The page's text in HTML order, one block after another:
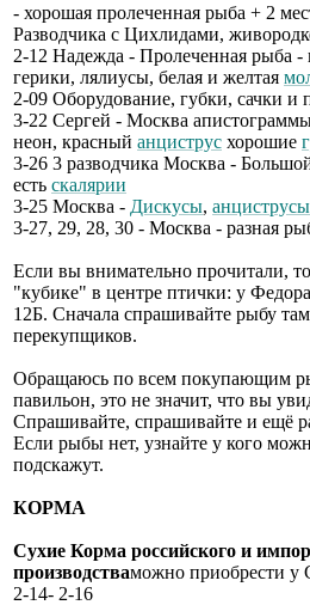
- хорошая пролеченная рыба + 2
Разводчика с Цихлидами,
2-12 Надежда - Пролеченная рыба -
герики, лялиусы, белая и желтая
2-09 Оборудование, губки, сачки
3-22 Сергей - Москва
неон, красный анциструс хорошие
3-26 3 разводчика Москва -
есть скалярии
3-25 Москва - Дискусы, анциструсы
3-27, 29, 28, 30 - Москва - разная
Если вы внимательно прочитали,
"кубике" в центре птички: у
12Б. Сначала спрашивайте рыбу
перекупщиков.
Обращаюсь по всем покупающим
павильон, это не значит, что вы
Спрашивайте, спрашивайте и ещё
Если рыбы нет, узнайте у кого
подскажут.
КОРМА
Сухие Корма российского и
производстваможно приобрести у
2-14- 2-16